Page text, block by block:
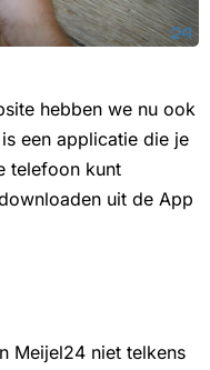
hebben we nu ook
een applicatie die je
telefoon kunt
uit de App
Meijel24 niet telkens